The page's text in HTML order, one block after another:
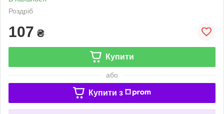
Роздріб
107 ₴
Купити
або
Купити з